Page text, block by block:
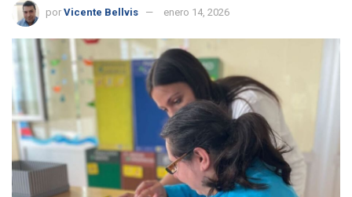
por Vicente Bellvis enero 14, 2026